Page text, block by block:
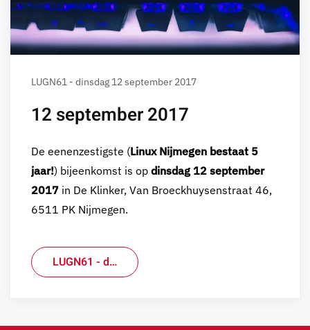
LUGN61 - dinsdag 12 september 2017
12 september 2017
De eenenzestigste (Linux Nijmegen bestaat 5
jaar!) bijeenkomst is op dinsdag 12 september
2017 in De Klinker, Van Broeckhuysenstraat 46,
6511 PK Nijmegen.
LUGN61 - d…